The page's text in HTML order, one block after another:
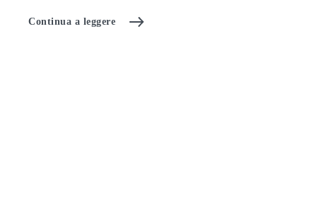
Continua a leggere